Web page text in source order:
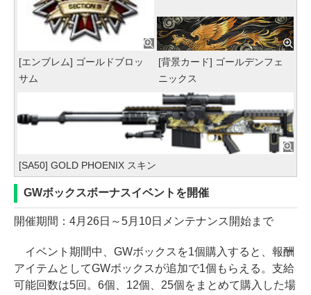
[エンブレム] ゴールドブロッ
サム
[背景カード] ゴールデンフェ
ニックス
[SA50] GOLD PHOENIX スキン
GWボックスボーナスイベントを開催
開催期間：4月26日～5月10日メンテナンス開始まで
イベント期間中、GWボックスを1個購入すると、報酬
アイテムとしてGWボックスが追加で1個もらえる。支給
可能回数は5回。6個、12個、25個をまとめて購入した場